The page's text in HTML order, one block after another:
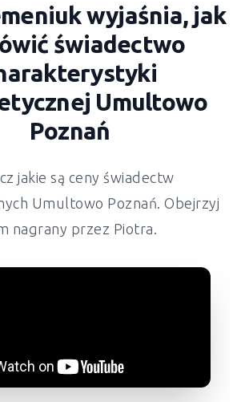
wyjaśnia, jak
świadectwo
Umultowo
Poznań
jakie są ceny świadectw
Umultowo Poznań. Obejrzyj
nagrany przez Piotra.